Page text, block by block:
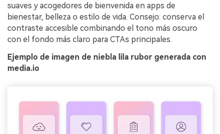
suaves y acogedores de bienvenida en apps de
bienestar, belleza o estilo de vida. Consejo: conserva el
contraste accesible combinando el tono más oscuro
con el fondo más claro para CTAs principales.
Ejemplo de imagen de niebla lila rubor generada con
media.io